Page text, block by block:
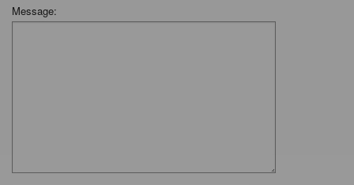
Message: